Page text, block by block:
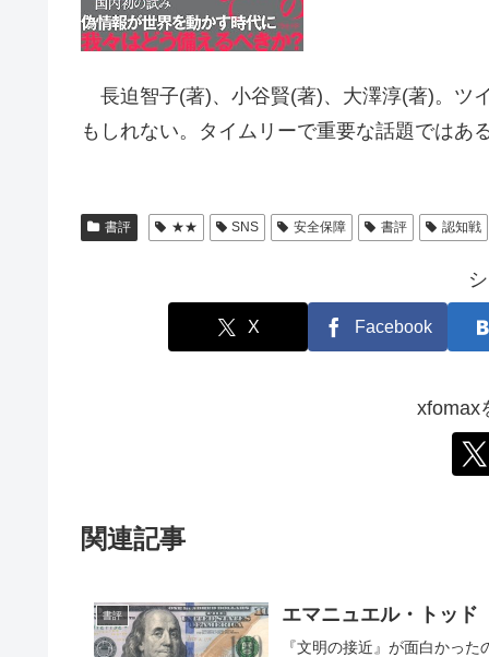
長迫智子(著)、小谷賢(著)、大澤淳(著)。ツ
もしれない。タイムリーで重要な話題ではあ
書評 ★★ SNS 安全保障 書評 認知戦
X Facebook
xfomax
関連記事
書評 エマニュエル・トッ
『文明の接近』が面白かっ